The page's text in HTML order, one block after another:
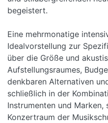
begeistert.
Eine mehrmonatige
Idealvorstellung zur
über die Größe und
Aufstellungsraumes,
denkbaren Alternativen
schließlich in der
Instrumenten und Marken,
Konzertraum der